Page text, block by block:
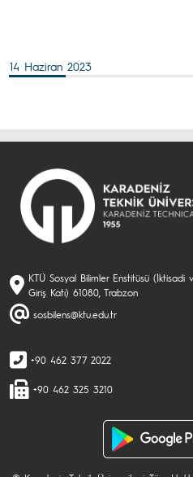
14 Haziran 2023
KTÜ Sosyal Bilimler Enstitüsü (İktisadi
Giriş Katı) 61080, Trabzon
sosbilens@ktu.edu.tr
+90 462 377 2022
+90 462 325 3210